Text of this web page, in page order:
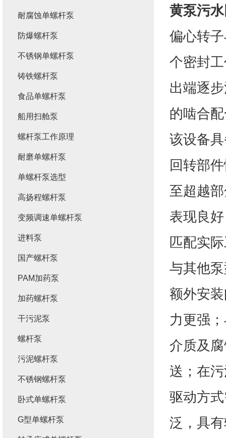
黄泵污
偏心转
个密封
出端逐
的啮合
该设备
回转部
至超越
表现良
匹配实
与其他
额外安
力更强
介质及
送；在
驱动方
泛，具
耐腐蚀单螺杆泵
防爆螺杆泵
不锈钢单螺杆泵
铸铁螺杆泵
食品单螺杆泵
船用扫舱泵
螺杆泵工作原理
耐磨单螺杆泵
单螺杆泵选型
高扬程螺杆泵
变频调速单螺杆泵
进料泵
国产螺杆泵
PAM加药泵
加药螺杆泵
干污泥泵
螺杆泵
污泥螺杆泵
不锈钢螺杆泵
卧式单螺杆泵
G型单螺杆泵